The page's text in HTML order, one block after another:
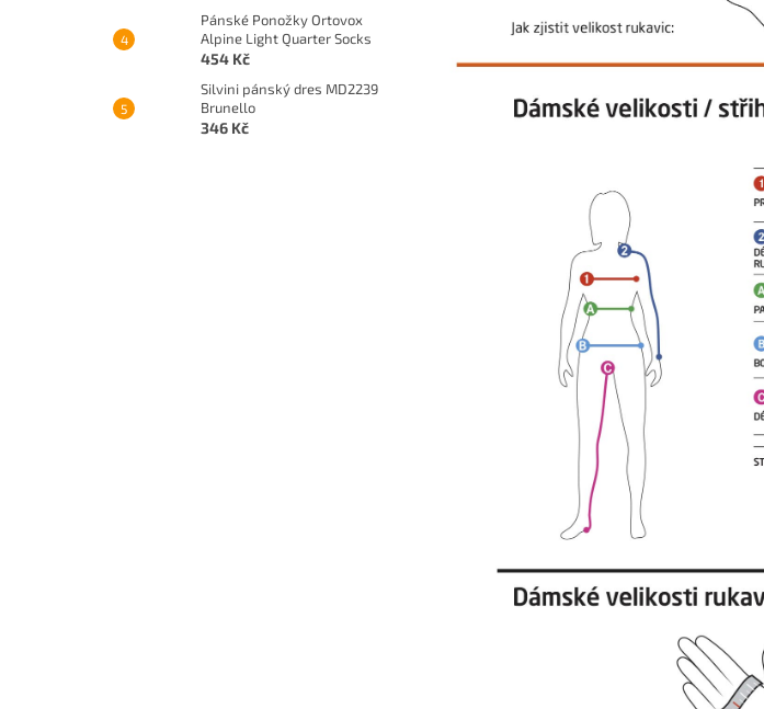
Pánské Ponožky Ortovox
Alpine Light Quarter Socks
454 Kč
Silvini pánský dres MD2239
Brunello
346 Kč